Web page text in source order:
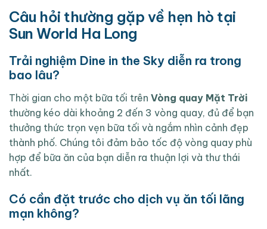
Câu hỏi thường gặp về hẹn hò tại
Sun World Ha Long
Trải nghiệm Dine in the Sky diễn ra trong
bao lâu?
Thời gian cho một bữa tối trên Vòng quay Mặt Trời
thường kéo dài khoảng 2 đến 3 vòng quay, đủ để bạn
thưởng thức trọn vẹn bữa tối và ngắm nhìn cảnh đẹp
thành phố. Chúng tôi đảm bảo tốc độ vòng quay phù
hợp để bữa ăn của bạn diễn ra thuận lợi và thư thái
nhất.
Có cần đặt trước cho dịch vụ ăn tối lãng
mạn không?